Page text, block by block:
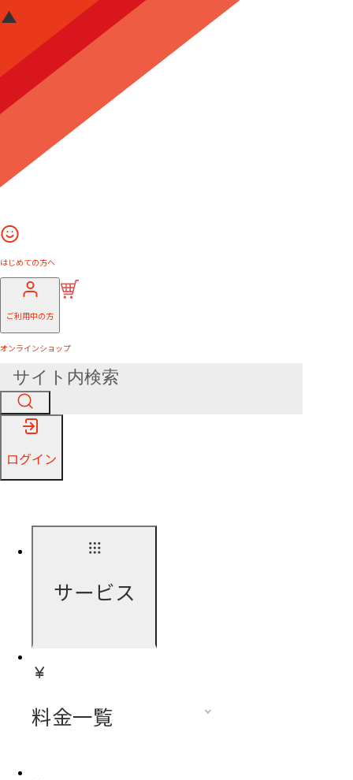
はじめての方へ
ご利用中の方
オンラインショップ
ログイン
サービス
料金一覧